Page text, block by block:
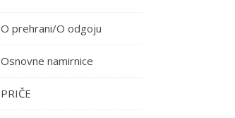
O prehrani/O odgoju
Osnovne namirnice
PRIČE